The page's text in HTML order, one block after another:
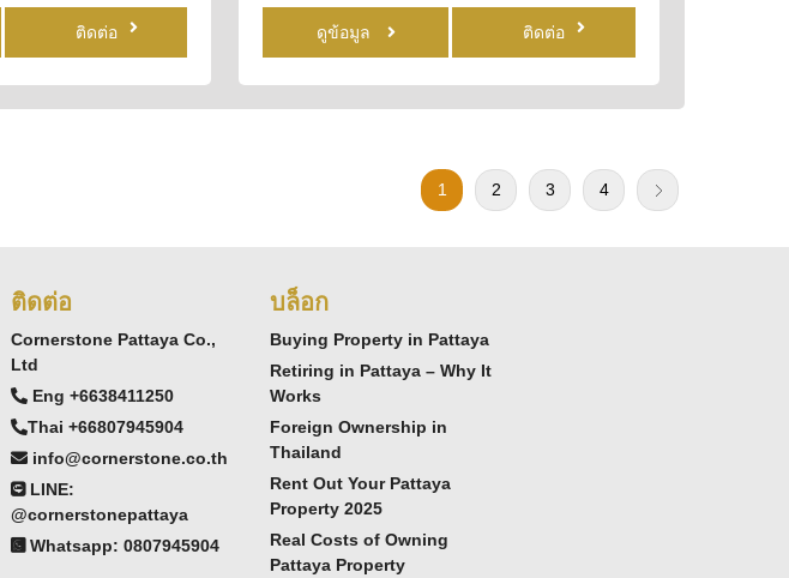
ติดต่อ ดูข้อมูล ติดต่อ
1 2 3 4
ติดต่อ
Cornerstone Pattaya Co.,
Ltd
Eng +6638411250
Thai +66807945904
info@cornerstone.co.th
LINE:
@cornerstonepattaya
Whatsapp: 0807945904
บล็อก
Buying Property in Pattaya
Retiring in Pattaya – Why It
Works
Foreign Ownership in
Thailand
Rent Out Your Pattaya
Property 2025
Real Costs of Owning
Pattaya Property